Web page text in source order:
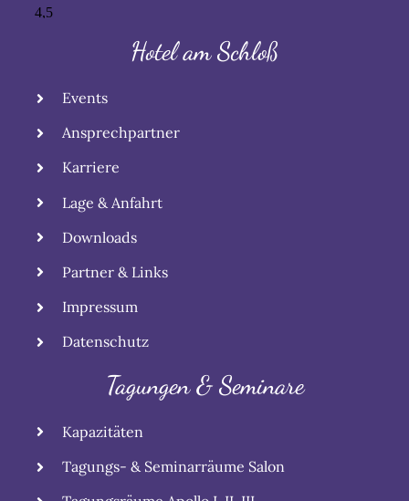
Hotel am Schloß
Events
Ansprechpartner
Karriere
Lage & Anfahrt
Downloads
Partner & Links
Impressum
Datenschutz
Tagungen & Seminare
Kapazitäten
Tagungs- & Seminarräume Salon